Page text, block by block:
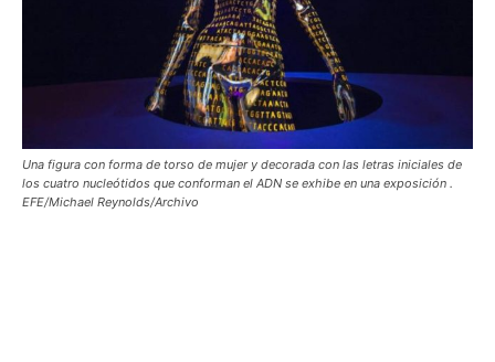
Una figura con forma de torso de mujer y decorada con las letras iniciales de
los cuatro nucleótidos que conforman el ADN se exhibe en una exposición .
EFE/Michael Reynolds/Archivo